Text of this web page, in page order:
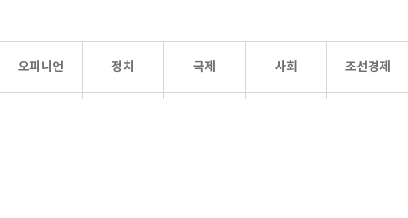
오피니언 정치 국제 사회 조선경제